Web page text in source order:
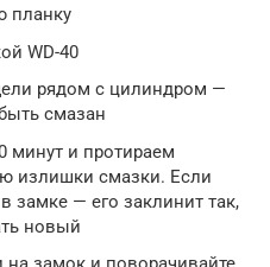
планку
WD-40
рядом с цилиндром —
смазан
минут и протираем
излишки смазки. Если
замке — его заклинит так,
новый